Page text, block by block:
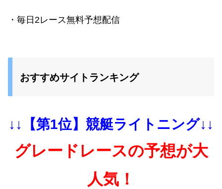
・毎日2レース無料予想配信
おすすめサイトランキング
↓↓【第1位】競艇ライトニング↓↓
グレードレースの予想が大
人気！